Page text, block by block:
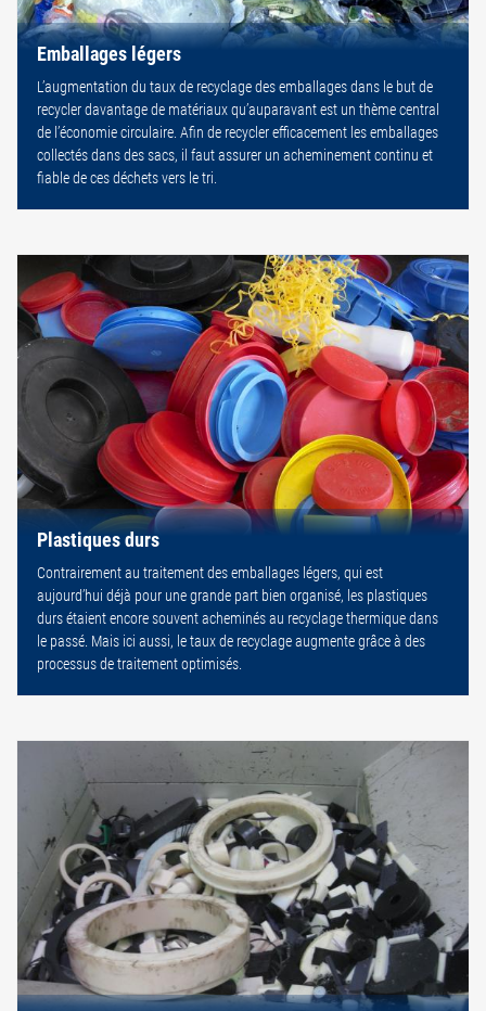
Emballages légers
L’augmentation du taux de recyclage des emballages dans le but de
recycler davantage de matériaux qu’auparavant est un thème central
de l’économie circulaire. Afin de recycler efficacement les emballages
collectés dans des sacs, il faut assurer un acheminement continu et
fiable de ces déchets vers le tri.
Plastiques durs
Contrairement au traitement des emballages légers, qui est
aujourd’hui déjà pour une grande part bien organisé, les plastiques
durs étaient encore souvent acheminés au recyclage thermique dans
le passé. Mais ici aussi, le taux de recyclage augmente grâce à des
processus de traitement optimisés.